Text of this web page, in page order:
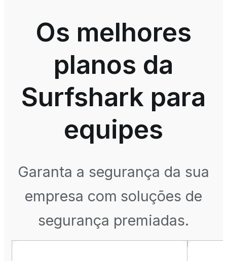
Os melhores
planos da
Surfshark para
equipes
Garanta a segurança da sua
empresa com soluções de
segurança premiadas.